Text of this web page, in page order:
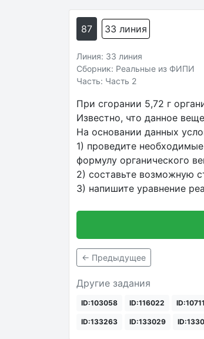
87 33 линия
Линия: 33 линия
Сборник: Реальные из ФИПИ
Часть: Часть 2
При сгорании 5,72 г
Известно, что данное
На основании данных
1) проведите
формулу органического
2) составьте возможную
3) напишите уравнение
← Предыдущее
Другие задания
ID:103058 ID:116022
ID:133263 ID:133029